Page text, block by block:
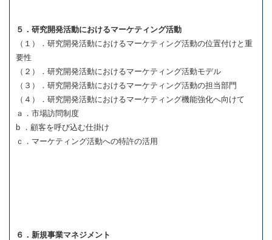
５．研究開発活動におけるマーケティング活動
（１）．研究開発活動におけるマーケティング活動の位置付けと重
要性
（２）．研究開発活動におけるマーケティング活動モデル
（３）．研究開発活動におけるマーケティング活動の担当部門
（４）．研究開発活動におけるマーケティング機能強化へ向けて
ａ．市場訪問制度
b ．顧客を呼び込む仕掛け
ｃ．マーケティング活動への特許の活用
６．新規事業マネジメント